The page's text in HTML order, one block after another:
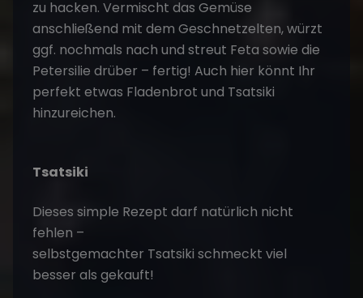
Dieses simple Rezept darf natürlich nicht
fehlen –
selbstgemachter Tsatsiki schmeckt viel
besser als gekauft!
Ihr braucht:
1 Salatgurke
1 Handvoll Dill, frisch
1 Spritzer Zitronensaft
1 EL Olivenöl
1 EL weicher Balsamico (optional